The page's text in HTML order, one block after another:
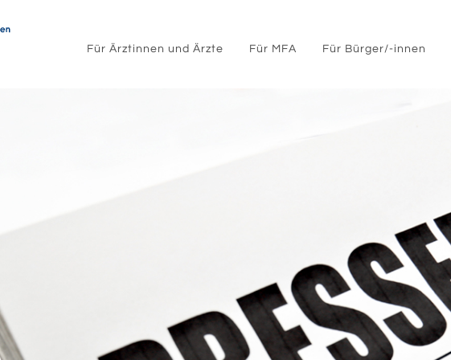
Für Ärztinnen und Ärzte Für MFA Für Bürger/-innen